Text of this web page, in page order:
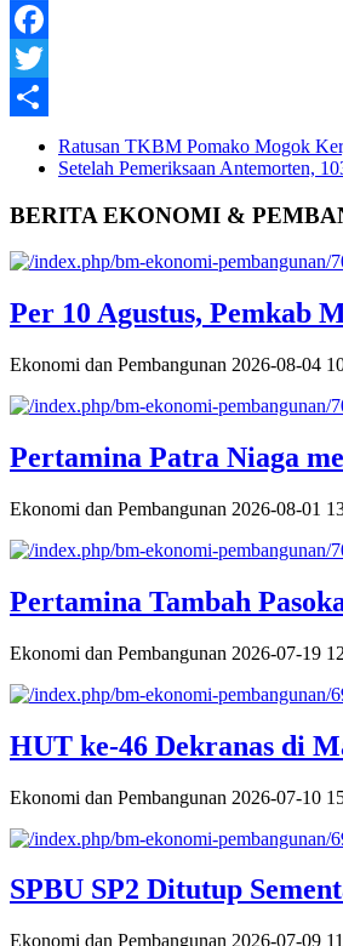
instagram
Facebook
Twitter
Ratusan TKBM Pomako Mogok
Setelah Pemeriksaan Antemorten,
BERITA EKONOMI &
Per 10 Agustus, Pemkab
Ekonomi dan Pembangunan 2026-08-04
Pertamina Patra Niaga
Ekonomi dan Pembangunan 2026-08-01
Pertamina Tambah
Ekonomi dan Pembangunan 2026-07-19
HUT ke-46 Dekranas di
Ekonomi dan Pembangunan 2026-07-10
SPBU SP2 Ditutup
Ekonomi dan Pembangunan 2026-07-09